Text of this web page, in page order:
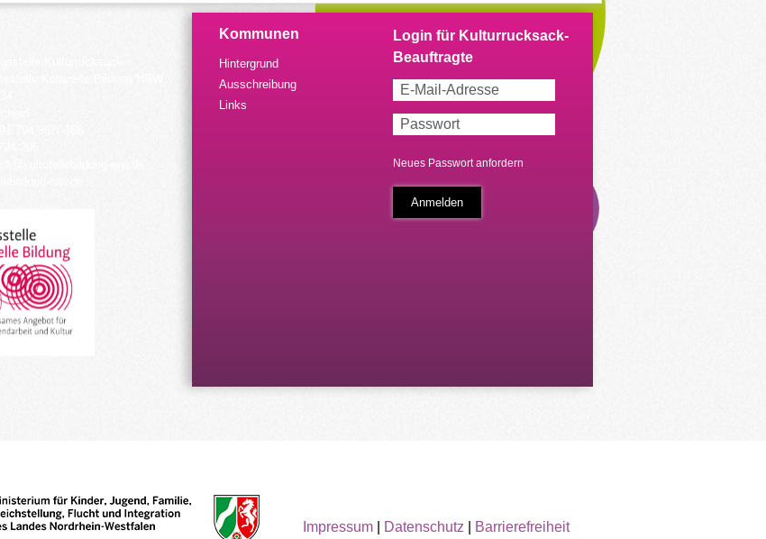
Kommunen
Hintergrund
Ausschreibung
Links
Neues Passwort anfordern
Impressum| Datenschutz Barrierefreiheit